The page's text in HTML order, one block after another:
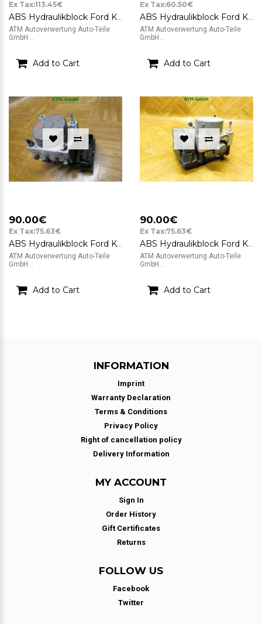
Ex Tax:113.45€
ABS Hydraulikblock Ford KA 2 II Bosch 0265232236 51823789 0265800791
ATM Autoverwertung Auto-Teile
GmbH ..
Add to Cart
Ex Tax:60.50€
ABS Hydraulikblock Ford KA 2 II Bosch 0265800791 0265232236 51823789
ATM Autoverwertung Auto-Teile
GmbH ..
Add to Cart
90.00€
Ex Tax:75.63€
ABS Hydraulikblock Ford KA 2 II Bosch 0265800791 0265232236 51823789
ATM Autoverwertung Auto-Teile
GmbH ..
Add to Cart
90.00€
Ex Tax:75.63€
ABS Hydraulikblock Ford KA 2 II RU8 Bosch 0265800791 0265232236 51823789
ATM Autoverwertung Auto-Teile
GmbH ..
Add to Cart
INFORMATION
Imprint
Warranty Declaration
Terms & Conditions
Privacy Policy
Right of cancellation policy
Delivery Information
MY ACCOUNT
Sign In
Order History
Gift Certificates
Returns
FOLLOW US
Facebook
Twitter